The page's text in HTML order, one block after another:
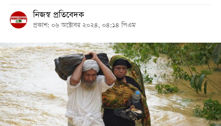
হোম
জাতীয়
রাজনীতি
সারাদেশ
আন্তর্জাতিক
খেলা
নিজস্ব প্রতিবেদক
প্রকাশ: ০৬ অক্টোবর ২০২৪, ০৪:১৪ পিএম